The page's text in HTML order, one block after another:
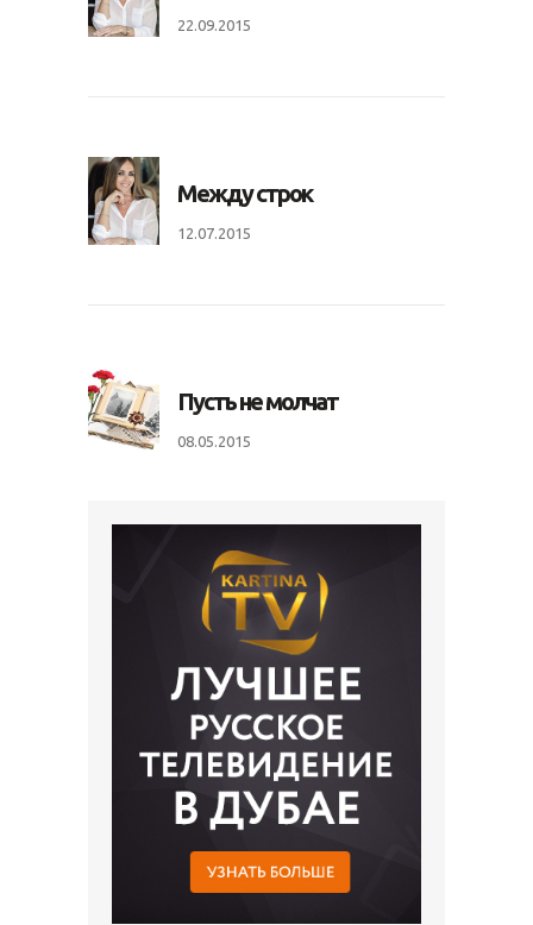
22.09.2015
Между строк
12.07.2015
Пусть не молчат
08.05.2015